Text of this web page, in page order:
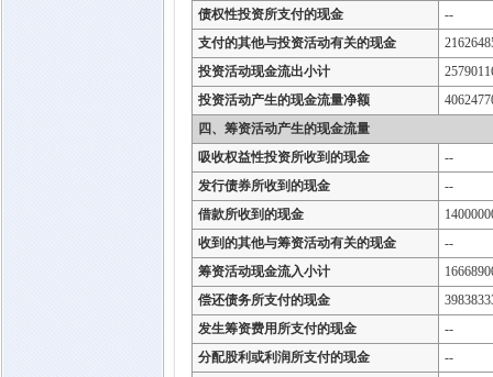
债权性投资所支付的现金
--
支付的其他与投资活动有关的现金
投资活动现金流出小计
投资活动产生的现金流量净额
四、筹资活动产生的现金流量
吸收权益性投资所收到的现金
--
发行债券所收到的现金
--
借款所收到的现金
收到的其他与筹资活动有关的现金
--
筹资活动现金流入小计
偿还债务所支付的现金
发生筹资费用所支付的现金
--
分配股利或利润所支付的现金
--